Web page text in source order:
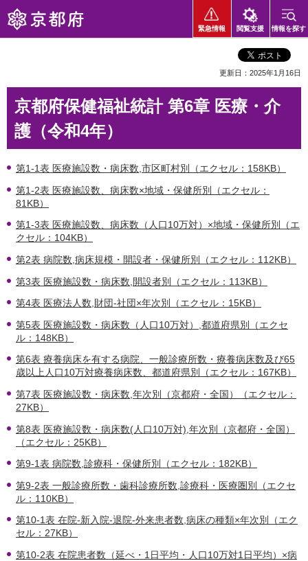
京都府
緊急情報 閲覧支援 情報を探す
更新日：2025年1月16日
京都府保健福祉統計 第6章 医療・介
護（令和4年）
第1-1表 医療施設数・病床数,市区町村別（エクセル：158KB）
第1-2表 医療施設数、病床数×地域・保健所別（エクセル：
81KB）
第1-3表 医療施設数、病床数（人口10万対）×地域・保健所別（エ
クセル：104KB）
第2表 病院数,病床規模・開設者・保健所別（エクセル：112KB）
第3表 医療施設数・病床数,開設者別（エクセル：113KB）
第4表 医療法人数,財団-社団×年次別（エクセル：15KB）
第5表 医療施設数・病床数（人口10万対）,都道府県別（エクセ
ル：148KB）
第6表 療養病床を有する病院、一般診療所数・療養病床数及び65
歳以上人口10万対療養病床数、都道府県別（エクセル：167KB）
第7表 医療施設数・病床数,年次別（京都府・全国）（エクセル：
27KB）
第8表 医療施設数・病床数(人口10万対),年次別（京都府・全国）
（エクセル：25KB）
第9-1表 病院数,診療科・保健所別（エクセル：182KB）
第9-2表 一般診療所数・歯科診療所数,診療科・医療圏別（エクセ
ル：110KB）
第10-1表 在院-新入院-退院-外来患者数,病床の種類×年次別（エク
セル：27KB）
第10-2表 在院患者数（延べ・1日平均・人口10万対1日平均）×病